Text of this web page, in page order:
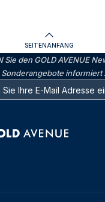
SEITENANFANG
Sie den GOLD AVENUE
informiert